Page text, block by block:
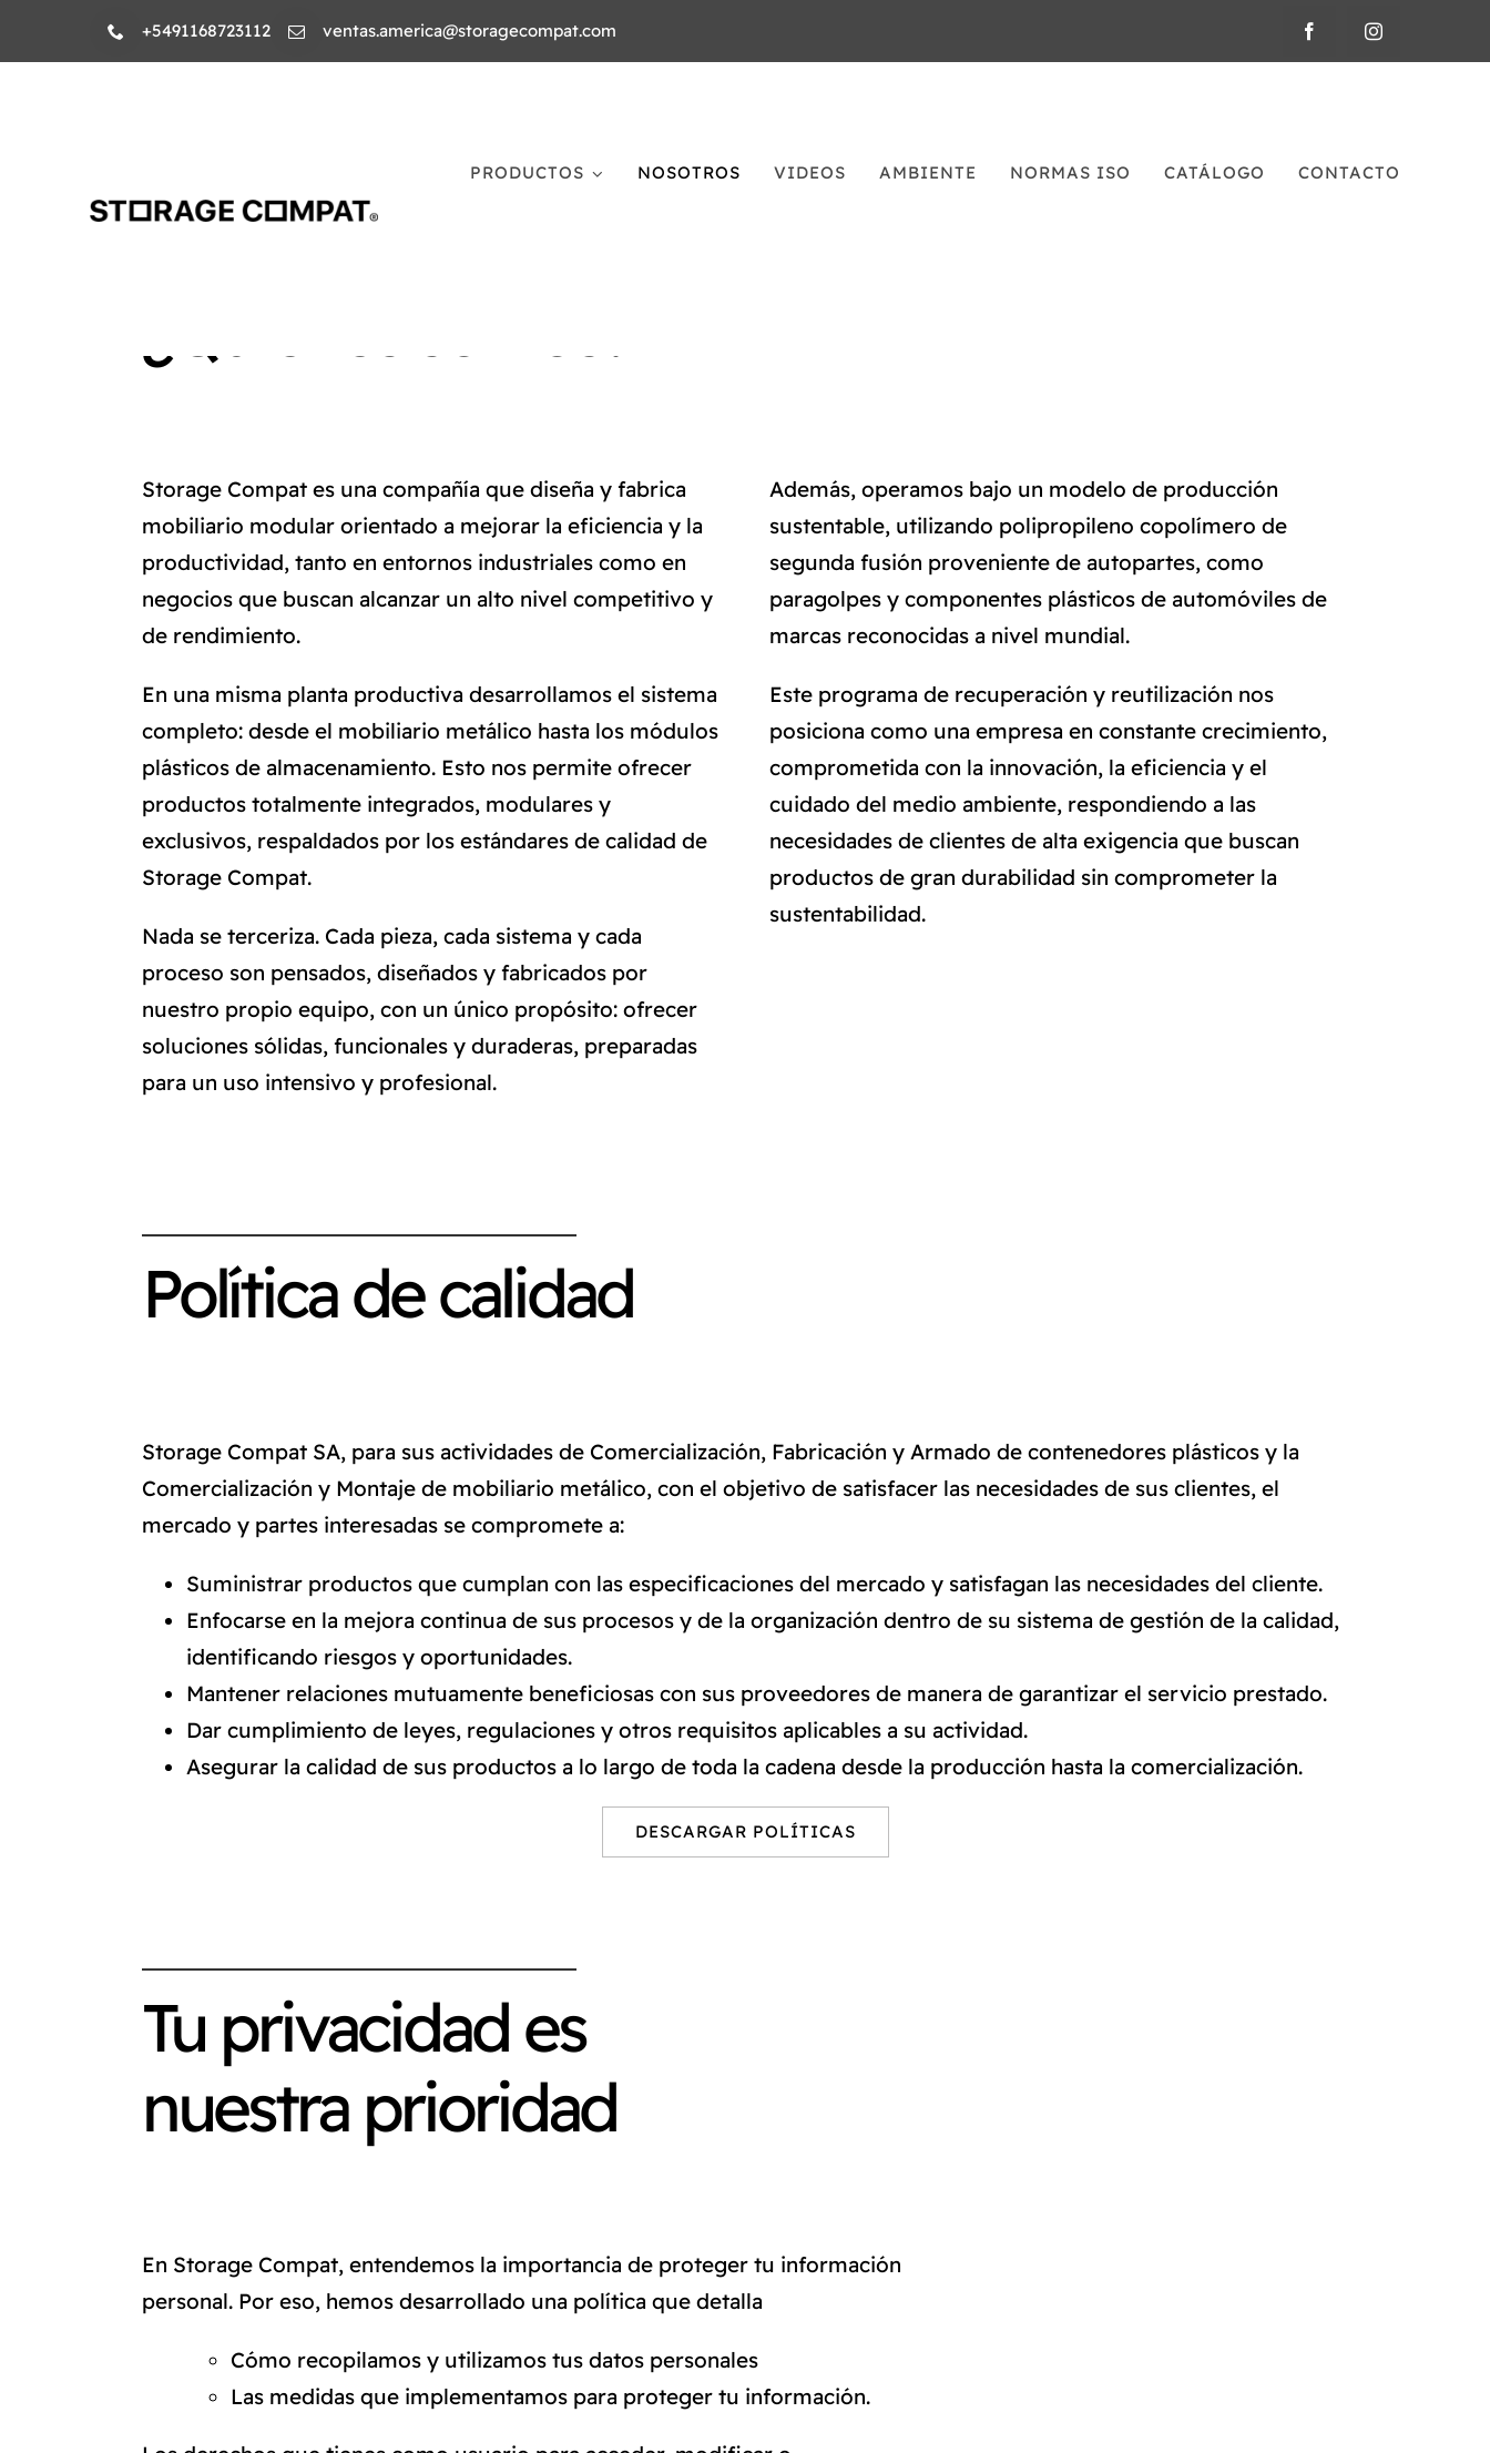
+5491168723112 ventas.america@storagecompat.com
PRODUCTOS NOSOTROS VIDEOS AMBIENTE NORMAS ISO CATÁLOGO CONTACTO
Storage Compat es una compañía que diseña y fabrica
mobiliario modular orientado a mejorar la eficiencia y la
productividad, tanto en entornos industriales como en
negocios que buscan alcanzar un alto nivel competitivo y
de rendimiento.
En una misma planta productiva desarrollamos el sistema
completo: desde el mobiliario metálico hasta los módulos
plásticos de almacenamiento. Esto nos permite ofrecer
productos totalmente integrados, modulares y
exclusivos, respaldados por los estándares de calidad de
Storage Compat.
Nada se terceriza. Cada pieza, cada sistema y cada
proceso son pensados, diseñados y fabricados por
nuestro propio equipo, con un único propósito: ofrecer
soluciones sólidas, funcionales y duraderas, preparadas
para un uso intensivo y profesional.
Además, operamos bajo un modelo de producción
sustentable, utilizando polipropileno copolímero de
segunda fusión proveniente de autopartes, como
paragolpes y componentes plásticos de automóviles de
marcas reconocidas a nivel mundial.
Este programa de recuperación y reutilización nos
posiciona como una empresa en constante crecimiento,
comprometida con la innovación, la eficiencia y el
cuidado del medio ambiente, respondiendo a las
necesidades de clientes de alta exigencia que buscan
productos de gran durabilidad sin comprometer la
sustentabilidad.
Política de calidad
Storage Compat SA, para sus actividades de Comercialización, Fabricación y Armado de contenedores plásticos y la
Comercialización y Montaje de mobiliario metálico, con el objetivo de satisfacer las necesidades de sus clientes, el
mercado y partes interesadas se compromete a:
Suministrar productos que cumplan con las especificaciones del mercado y satisfagan las necesidades del cliente.
Enfocarse en la mejora continua de sus procesos y de la organización dentro de su sistema de gestión de la calidad,
identificando riesgos y oportunidades.
Mantener relaciones mutuamente beneficiosas con sus proveedores de manera de garantizar el servicio prestado.
Dar cumplimiento de leyes, regulaciones y otros requisitos aplicables a su actividad.
Asegurar la calidad de sus productos a lo largo de toda la cadena desde la producción hasta la comercialización.
DESCARGAR POLÍTICAS
Tu privacidad es
nuestra prioridad
En Storage Compat, entendemos la importancia de proteger tu información
personal. Por eso, hemos desarrollado una política que detalla
Cómo recopilamos y utilizamos tus datos personales
Las medidas que implementamos para proteger tu información.